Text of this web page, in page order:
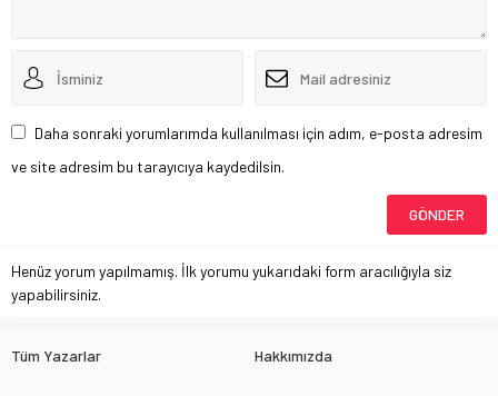
Daha sonraki yorumlarımda kullanılması için adım, e-posta adresim
ve site adresim bu tarayıcıya kaydedilsin.
Henüz yorum yapılmamış. İlk yorumu yukarıdaki form aracılığıyla siz
yapabilirsiniz.
Tüm Yazarlar Hakkımızda